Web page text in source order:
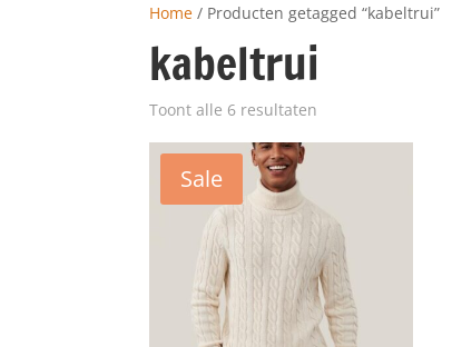
Home / Producten getagged “kabeltrui”
kabeltrui
Toont alle 6 resultaten
Sale